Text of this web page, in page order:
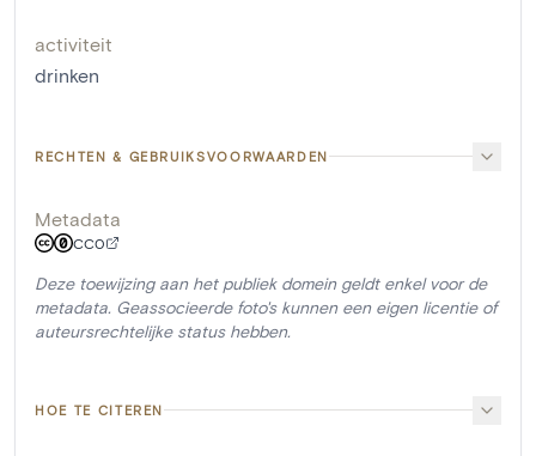
activiteit
drinken
RECHTEN & GEBRUIKSVOORWAARDEN
Metadata
CC0
Deze toewijzing aan het publiek domein geldt enkel voor de
metadata. Geassocieerde foto's kunnen een eigen licentie of
auteursrechtelijke status hebben.
HOE TE CITEREN